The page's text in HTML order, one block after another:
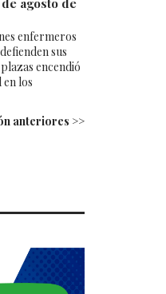
enfermeros
sus
encendió
los
anteriores >>